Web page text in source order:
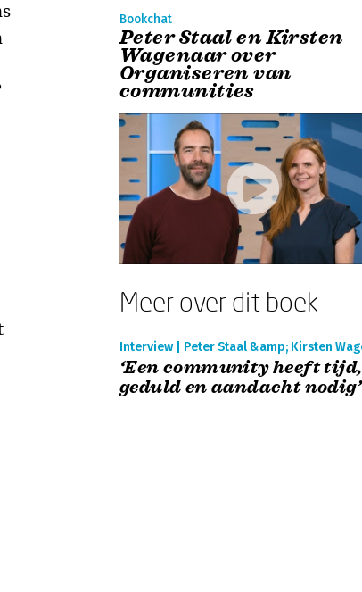
Bookchat
Peter Staal en Kirsten
Wagenaar over
Organiseren van
communities
Meer over dit boek
‘Een community heeft tijd,
geduld en aandacht nodig’